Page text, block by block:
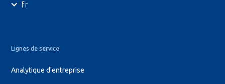
fr
Lignes de service
Analytique d'entreprise